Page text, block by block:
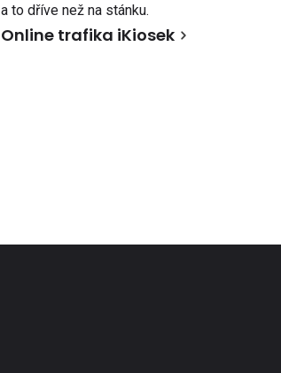
a to dříve než na stánku.
Online trafika iKiosek